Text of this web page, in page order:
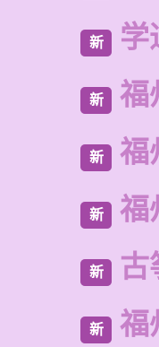
新 学
新 福
新 福
新 福
新 古
新 福